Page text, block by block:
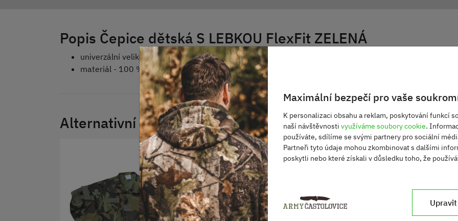
Popis Čepice dětská S LEBKOU FlexFit ZELENÁ
univerzální velikost
materiál - 100 % polyester
Alternativní produkty
Maximální bezpečí pro vaše
K personalizaci obsahu a reklam, poskytování funkcí
naší návštěvnosti využíváme soubory cookie.
používáte, sdílíme se svými partnery pro sociální
Partneři tyto údaje mohou zkombinovat s dalšími
poskytli nebo které získali v důsledku toho, že
Upravit